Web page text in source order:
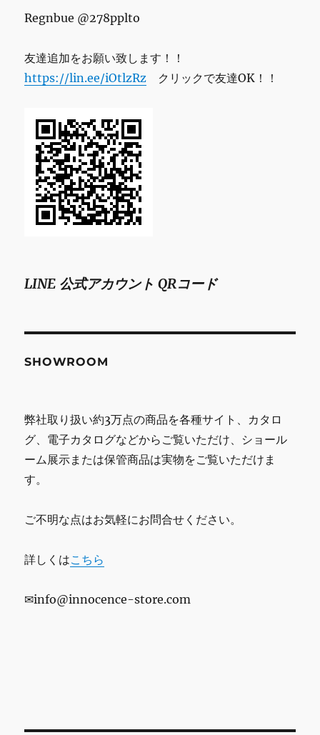
Regnbue @278pplto
友達追加をお願い致します！！
https://lin.ee/iOtlzRz クリックで友達OK！！
LINE 公式アカウント QRコード
SHOWROOM
弊社取り扱い約3万点の商品を各種サイト、カタロ
グ、電子カタログなどからご覧いただけ、ショール
ーム展示または保管商品は実物をご覧いただけま
す。
ご不明な点はお気軽にお問合せください。
詳しくはこちら
✉info@innocence-store.com